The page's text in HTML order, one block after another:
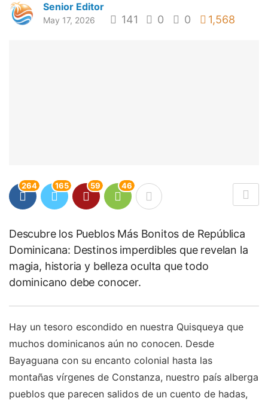
Senior Editor
May 17, 2026 141 0 0 1,568
264 165 59 46
Descubre los Pueblos Más Bonitos de República
Dominicana: Destinos imperdibles que revelan la
magia, historia y belleza oculta que todo
dominicano debe conocer.
Hay un tesoro escondido en nuestra Quisqueya que
muchos dominicanos aún no conocen. Desde
Bayaguana con su encanto colonial hasta las
montañas vírgenes de Constanza, nuestro país alberga
pueblos que parecen salidos de un cuento de hadas,